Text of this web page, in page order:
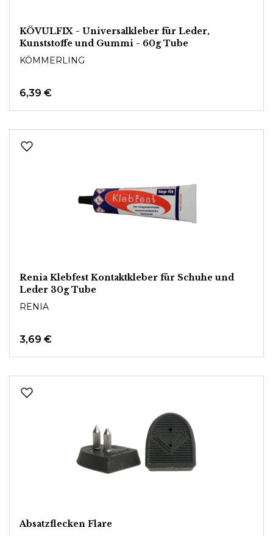
KÖVULFIX - Universalkleber für Leder,
Kunststoffe und Gummi - 60g Tube
KÖMMERLING
6,39 €
Renia Klebfest Kontaktkleber für Schuhe und
Leder 30g Tube
RENIA
3,69 €
Absatzflecken Flare